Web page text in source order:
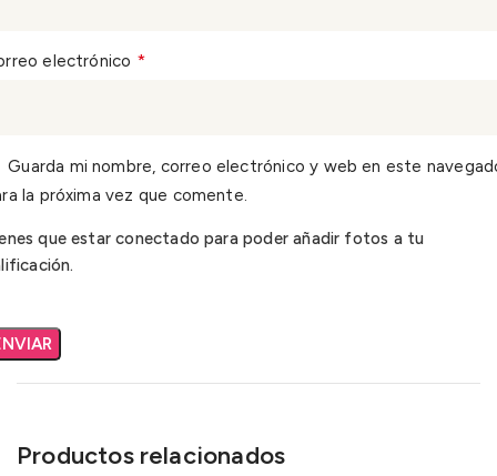
electrónico *
Guarda mi nombre, correo electrónico y web en este
la próxima vez que comente.
que estar conectado para poder añadir fotos a tu
Productos relacionados